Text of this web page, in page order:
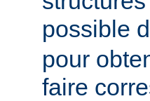
possible
pour
faire